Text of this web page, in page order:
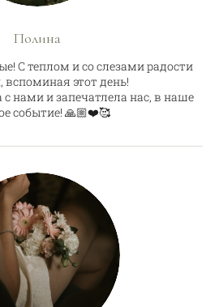
Полина
С теплом и со слезами радости
вспоминая этот день!
нами и запечатлела нас, в наше
событие! 🙏🏼❤️🥰